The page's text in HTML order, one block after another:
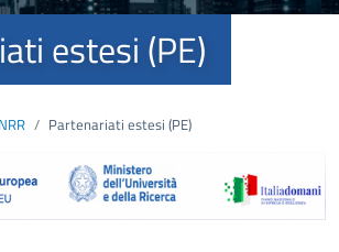
estesi (PE)
Partenariati estesi (PE)